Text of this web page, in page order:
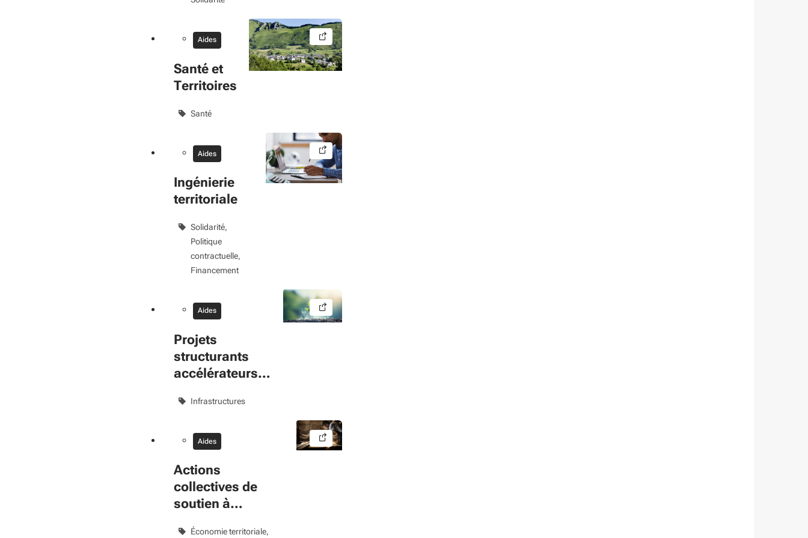
Aides
Santé et
Territoires
Santé
Aides
Ingénierie
territoriale
Solidarité
Politique
contractuelle
Financement
Aides
Projets
structurants
accélérateurs
Infrastructures
Aides
Actions
collectives de
soutien à
Économie territoriale